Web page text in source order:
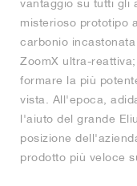
vantaggio su tutti gli
misterioso prototipo
carbonio
ZoomX ultra-
formare la più
vista. All'epoca,
l'aiuto del grande
posizione
prodotto più veloce